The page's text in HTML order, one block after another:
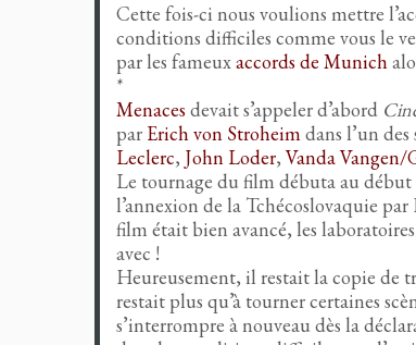
Cette fois-ci nous voulions mettre
conditions difficiles comme vous le
par les fameuxaccords de Munich
*
Menaces devait s’appeler d’abord
par Erich von Stroheimdans l’un
Leclerc, John Loder,Vanda Vangen/
Le tournage du film débuta au début
l’annexion de la Tchécoslovaquie
film était bien avancé, les laboratoires
avec !
Heureusement, il restait la copie de
restait plus qu’à tourner certaines
s’interrompre à nouveau dès la